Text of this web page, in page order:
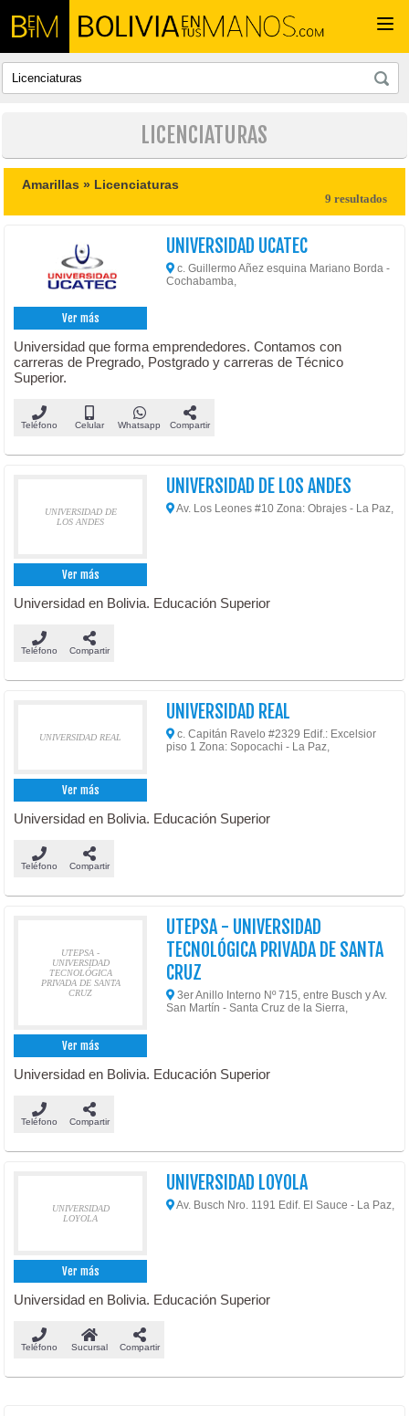
LICENCIATURAS
Amarillas » Licenciaturas
9 resultados
Ver más
UNIVERSIDAD UCATEC
c. Guillermo Añez esquina Mariano Borda -
Cochabamba,
Universidad que forma emprendedores. Contamos con
carreras de Pregrado, Postgrado y carreras de Técnico
Superior.
Teléfono Celular Whatsapp Compartir
UNIVERSIDAD DE
LOS ANDES
Ver más
UNIVERSIDAD DE LOS ANDES
Av. Los Leones #10 Zona: Obrajes - La Paz,
Universidad en Bolivia. Educación Superior
Teléfono Compartir
UNIVERSIDAD REAL
Ver más
UNIVERSIDAD REAL
c. Capitán Ravelo #2329 Edif.: Excelsior
piso 1 Zona: Sopocachi - La Paz,
Universidad en Bolivia. Educación Superior
Teléfono Compartir
UTEPSA -
UNIVERSIDAD
TECNOLÓGICA
PRIVADA DE SANTA
CRUZ
Ver más
UTEPSA - UNIVERSIDAD
TECNOLÓGICA PRIVADA DE SANTA
CRUZ
3er Anillo Interno Nº 715, entre Busch y Av.
San Martín - Santa Cruz de la Sierra,
Universidad en Bolivia. Educación Superior
Teléfono Compartir
UNIVERSIDAD
LOYOLA
Ver más
UNIVERSIDAD LOYOLA
Av. Busch Nro. 1191 Edif. El Sauce - La Paz,
Universidad en Bolivia. Educación Superior
Teléfono Sucursal Compartir